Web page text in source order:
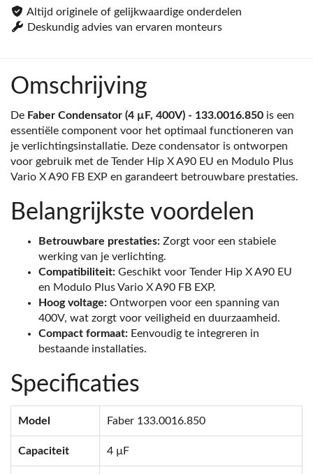
Altijd originele of gelijkwaardige onderdelen
Deskundig advies van ervaren monteurs
Omschrijving
De Faber Condensator (4 µF, 400V) - 133.0016.850 is een
essentiële component voor het optimaal functioneren van
je verlichtingsinstallatie. Deze condensator is ontworpen
voor gebruik met de Tender Hip X A90 EU en Modulo Plus
Vario X A90 FB EXP en garandeert betrouwbare prestaties.
Belangrijkste voordelen
Betrouwbare prestaties: Zorgt voor een stabiele
werking van je verlichting.
Compatibiliteit: Geschikt voor Tender Hip X A90 EU
en Modulo Plus Vario X A90 FB EXP.
Hoog voltage: Ontworpen voor een spanning van
400V, wat zorgt voor veiligheid en duurzaamheid.
Compact formaat: Eenvoudig te integreren in
bestaande installaties.
Specificaties
Model Faber 133.0016.850
Capaciteit 4 µF